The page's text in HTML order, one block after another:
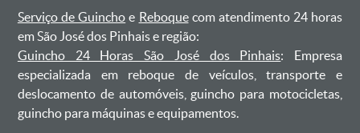
Serviço de Guincho e Reboquecom atendimento 24 horas
em São José dos Pinhais e região:
Guincho 24 Horas São José dos Pinhais: Empresa
especializada em reboque de veículos, transporte e
deslocamento de automóveis, guincho para motocicletas,
guincho para máquinas e equipamentos.